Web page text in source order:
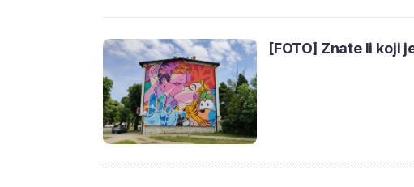
[FOTO] Znate li koji